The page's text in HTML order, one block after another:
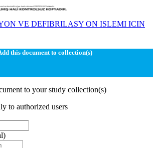
VE DEFIBRILASY ON ISLEMI ICIN
this document to collection(s)
to your study collection(s)
to authorized users